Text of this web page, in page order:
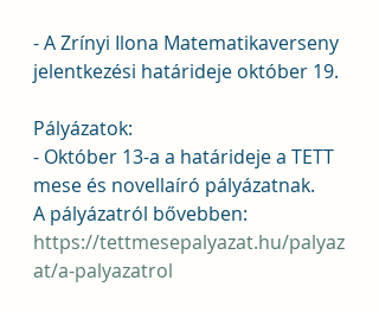
- A Zrínyi Ilona Matematikaverseny
jelentkezési határideje október 19.
Pályázatok:
- Október 13-a a határideje a TETT
mese és novellaíró pályázatnak.
A pályázatról bővebben:
https://tettmesepalyazat.hu/palyaz
at/a-palyazatrol